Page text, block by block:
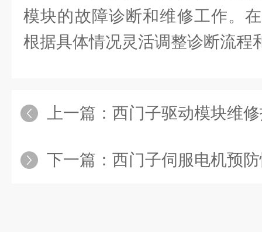
模块的故障诊断和维修工作。
根据具体情况灵活调整诊断流程
上一篇： 西门子驱动模块维
下一篇： 西门子伺服电机预